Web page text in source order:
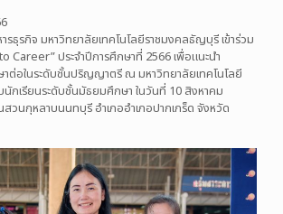
รธุรกิจ มหาวิทยาลัยเทคโนโลยีราชมงคลธัญบุรี เข้าร่วม
Career” ประจำปีการศึกษาที่ 2566 เพื่อแนะนำ
าต่อในระดับชั้นปริญญาตรี ณ มหาวิทยาลัยเทคโนโลยี
กเรียนระดับชั้นมัธยมศึกษา ในวันที่ 10 สิงหาคม
วนกุหลาบนนทบุรี อำเภออำเภอปากเกร็ด จังหวัด